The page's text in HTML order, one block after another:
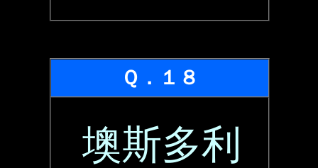
Ｑ．１８
墺斯多利